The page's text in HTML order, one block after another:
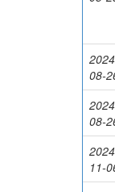
08-
08-
11-